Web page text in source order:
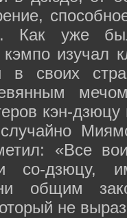
Как уже
изучал
своих
кэн-
«Все
со-дзюцу,
общим
не